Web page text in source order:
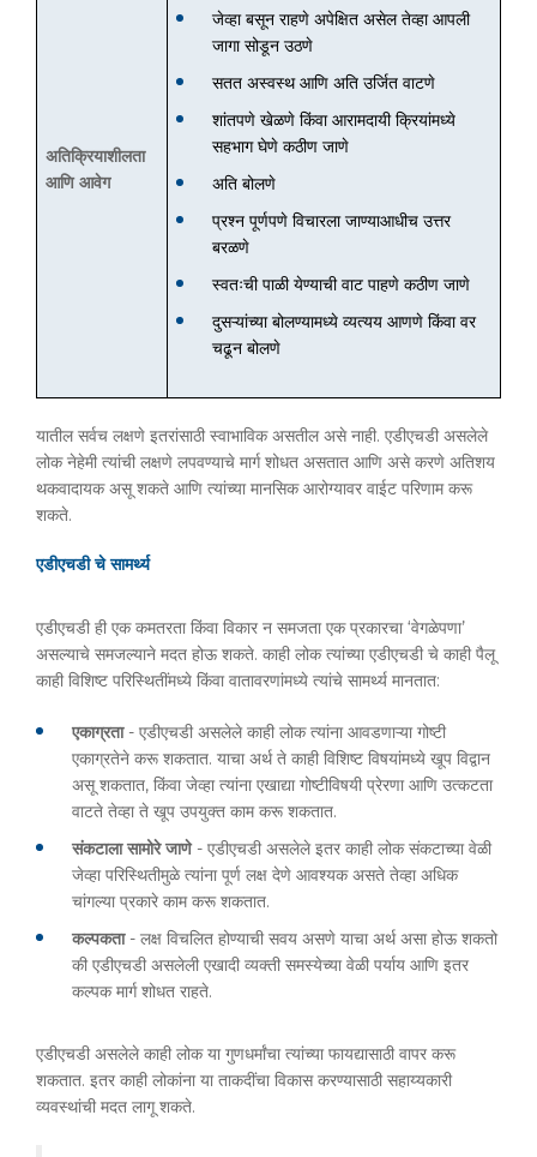
अतिक्रियाशीलता
आणि आवेग
जेव्हा बसून राहणे अपेक्षित असेल तेव्हा आपली
जागा सोडून उठणे
सतत अस्वस्थ आणि अति उर्जित वाटणे
शांतपणे खेळणे किंवा आरामदायी क्रियांमध्ये
सहभाग घेणे कठीण जाणे
अति बोलणे
प्रश्न पूर्णपणे विचारला जाण्याआधीच उत्तर
बरळणे
स्वतःची पाळी येण्याची वाट पाहणे कठीण जाणे
दुसऱ्यांच्या बोलण्यामध्ये व्यत्यय आणणे किंवा वर
चढून बोलणे
यातील सर्वच लक्षणे इतरांसाठी स्वाभाविक असतील असे नाही. एडीएचडी असलेले
लोक नेहेमी त्यांची लक्षणे लपवण्याचे मार्ग शोधत असतात आणि असे करणे अतिशय
थकवादायक असू शकते आणि त्यांच्या मानसिक आरोग्यावर वाईट परिणाम करू
शकते.
एडीएचडी चे सामर्थ्य
एडीएचडी ही एक कमतरता किंवा विकार न समजता एक प्रकारचा ‘वेगळेपणा’
असल्याचे समजल्याने मदत होऊ शकते. काही लोक त्यांच्या एडीएचडी चे काही पैलू
काही विशिष्ट परिस्थितींमध्ये किंवा वातावरणांमध्ये त्यांचे सामर्थ्य मानतात:
एकाग्रता- एडीएचडी असलेले काही लोक त्यांना आवडणाऱ्या गोष्टी
एकाग्रतेने करू शकतात. याचा अर्थ ते काही विशिष्ट विषयांमध्ये खूप विद्वान
असू शकतात, किंवा जेव्हा त्यांना एखाद्या गोष्टीविषयी प्रेरणा आणि उत्कटता
वाटते तेव्हा ते खूप उपयुक्त काम करू शकतात.
संकटाला सामोरे जाणे - एडीएचडी असलेले इतर काही लोक संकटाच्या वेळी
जेव्हा परिस्थितीमुळे त्यांना पूर्ण लक्ष देणे आवश्यक असते तेव्हा अधिक
चांगल्या प्रकारे काम करू शकतात.
कल्पकता- लक्ष विचलित होण्याची सवय असणे याचा अर्थ असा होऊ शकतो
की एडीएचडी असलेली एखादी व्यक्ती समस्येच्या वेळी पर्याय आणि इतर
कल्पक मार्ग शोधत राहते.
एडीएचडी असलेले काही लोक या गुणधर्मांचा त्यांच्या फायद्यासाठी वापर करू
शकतात. इतर काही लोकांना या ताकदींचा विकास करण्यासाठी सहाय्यकारी
व्यवस्थांची मदत लागू शकते.